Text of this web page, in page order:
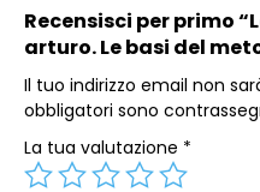
Recensisci per primo
arturo. Le basi del
Il tuo indirizzo email non
obbligatori sono
La tua valutazione *